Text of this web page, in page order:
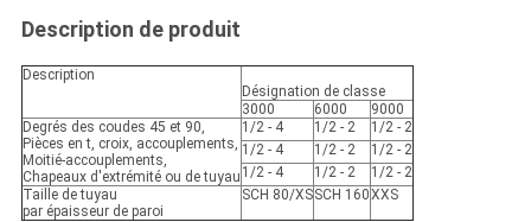
Description de produit
Description
Désignation de classe
3000
6000
9000
Degrés des coudes 45 et 90,
Pièces en t, croix, accouplements,
Moitié-accouplements,
Chapeaux d'extrémité ou de tuyau
1/2 - 4 1/2 - 2
1/2 - 2
1/2 - 4
1/2 - 2
1/2 - 2
1/2 - 4
1/2 - 2
1/2 - 2
Taille de tuyau
par épaisseur de paroi
SCH 80/XSSCH 160XXS